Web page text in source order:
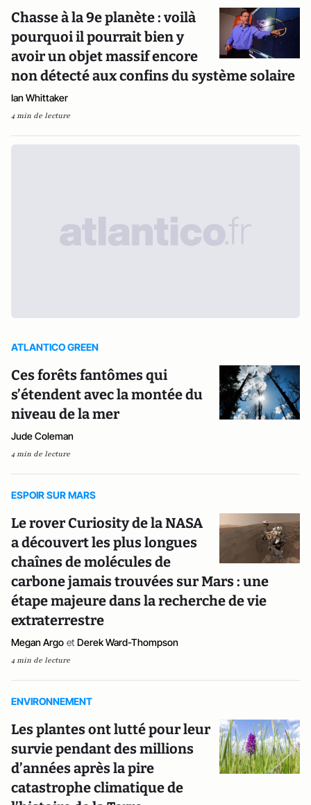
Chasse à la 9e planète : voilà
pourquoi il pourrait bien y
avoir un objet massif encore
non détecté aux confins du système solaire
Ian Whittaker
4 min de lecture
ATLANTICO GREEN
Ces forêts fantômes qui
s’étendent avec la montée du
niveau de la mer
Jude Coleman
4 min de lecture
ESPOIR SUR MARS
Le rover Curiosity de la NASA
a découvert les plus longues
chaînes de molécules de
carbone jamais trouvées sur Mars : une
étape majeure dans la recherche de vie
extraterrestre
Megan Argo et Derek Ward-Thompson
4 min de lecture
ENVIRONNEMENT
Les plantes ont lutté pour leur
survie pendant des millions
d’années après la pire
catastrophe climatique de